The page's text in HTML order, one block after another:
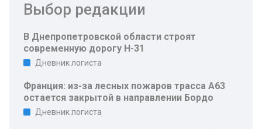
Выбор редакции
В Днепропетровской области строят
современную дорогу Н-31
Дневник логиста
Франция: из-за лесных пожаров трасса A63
остается закрытой в направлении Бордо
Дневник логиста